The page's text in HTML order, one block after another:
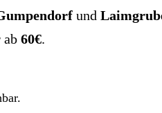
und
ab 60€.